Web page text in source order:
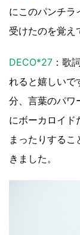
にこのパンチラ
受けたのを覚え
DECO*27 ：歌
れると嬉しいで
分、言葉のパワ
にボーカロイド
まったりする
きました。